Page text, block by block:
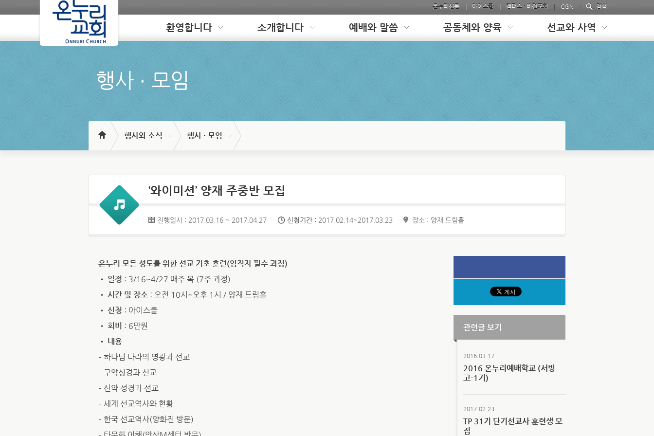
온누리신문 아이스쿨 캠퍼스 · 비전교회 CGN 검색
Loading 환영합니다 소개합니다 예배와 말씀 공동체와 양육 선교와 사역
행사 ∙ 모임
행사와 소식 행사 · 모임
‘와이미션’ 양재 주중반 모집
진행일시 : 2017.03.16 ~ 2017.04.27 신청기간 : 2017.02.14~2017.03.23 장소 : 양재 드림홀
온누리 모든 성도를 위한 선교 기초 훈련(임직자 필수 과정)
• 일정 : 3/16~4/27 매주 목 (7주 과정)
• 시간 및 장소 : 오전 10시~오후 1시 / 양재 드림홀
• 신청 : 아이스쿨
• 회비 : 6만원
• 내용
– 하나님 나라의 영광과 선교
– 구약성경과 선교
– 신약 성경과 선교
– 세계 선교역사와 현황
– 한국 선교역사(양화진 방문)
관련글 보기
2016.03.17
2016 온누리예배학교 (서빙
고-1기)
2017.02.23
TP 31기 단기선교사 훈련생 모
집